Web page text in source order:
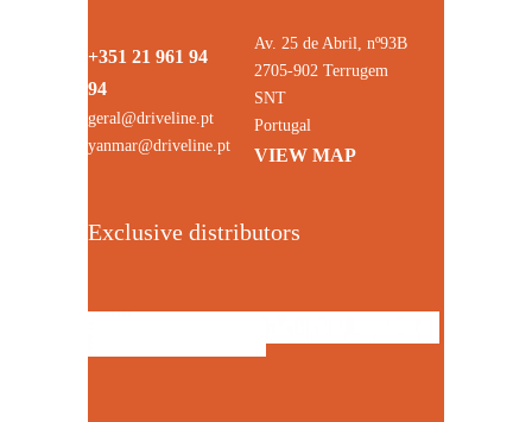
+351 21 961 94
94
geral@driveline.pt
yanmar@driveline.pt
Av. 25 de Abril, nº93B
2705-902 Terrugem
SNT
Portugal
VIEW MAP
Exclusive distributors